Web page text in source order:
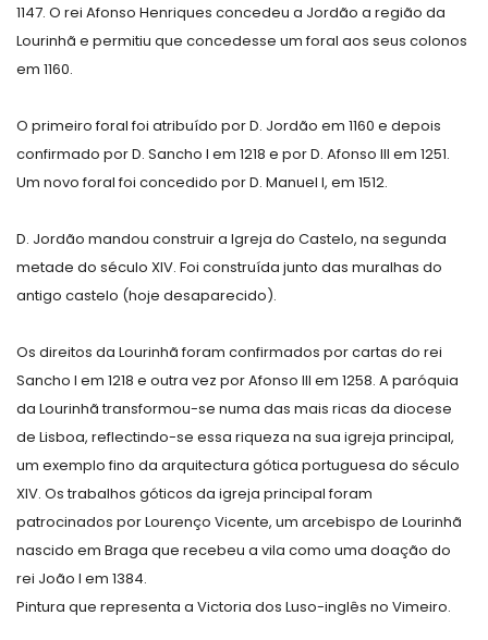
1147. O rei Afonso Henriques concedeu a Jordão a região da
Lourinhã e permitiu que concedesse um foral aos seus colonos
em 1160.
O primeiro foral foi atribuído por D. Jordão em 1160 e depois
confirmado por D. Sancho I em 1218 e por D. Afonso III em 1251.
Um novo foral foi concedido por D. Manuel I, em 1512.
D. Jordão mandou construir a Igreja do Castelo, na segunda
metade do século XIV. Foi construída junto das muralhas do
antigo castelo (hoje desaparecido).
Os direitos da Lourinhã foram confirmados por cartas do rei
Sancho I em 1218 e outra vez por Afonso III em 1258. A paróquia
da Lourinhã transformou-se numa das mais ricas da diocese
de Lisboa, reflectindo-se essa riqueza na sua igreja principal,
um exemplo fino da arquitectura gótica portuguesa do século
XIV. Os trabalhos góticos da igreja principal foram
patrocinados por Lourenço Vicente, um arcebispo de Lourinhã
nascido em Braga que recebeu a vila como uma doação do
rei João I em 1384.
Pintura que representa a Victoria dos Luso-inglês no Vimeiro.